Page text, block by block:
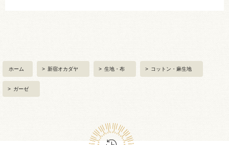
ホーム > 新宿オカダヤ > 生地・布 > コットン・麻生地
> ガーゼ